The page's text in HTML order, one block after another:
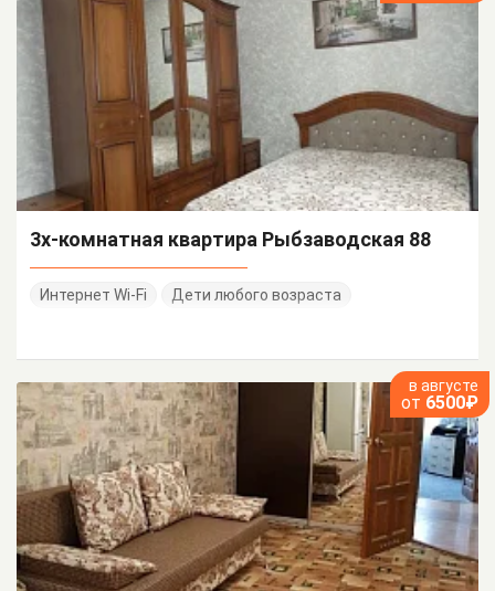
3х-комнатная квартира Рыбзаводская 88
Интернет Wi-Fi Дети любого возраста
в августе
от 6500₽